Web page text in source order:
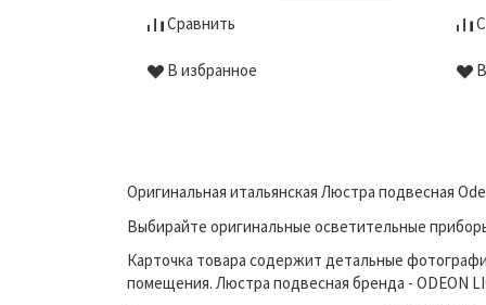
Сравнить
В избранное
Оригинальная итальянская Люстра подвесная
Выбирайте оригинальные осветительные
Карточка товара содержит детальные
помещения. Люстра подвесная бренда - ODEON